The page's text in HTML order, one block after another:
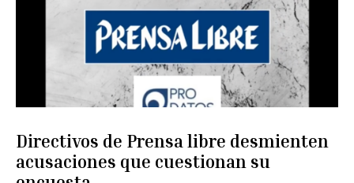
Directivos de Prensa libre desmienten
acusaciones que cuestionan su